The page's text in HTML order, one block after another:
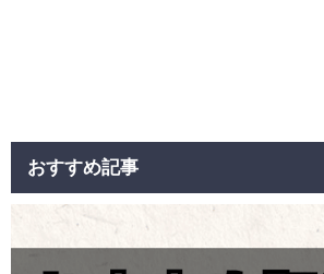
おすすめ記事